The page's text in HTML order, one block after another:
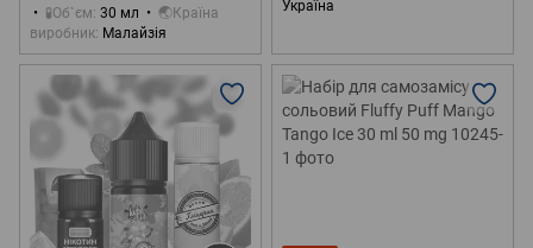
🧪Об`єм 30 мл
🌏Країна
виробник Малайзія
Україна